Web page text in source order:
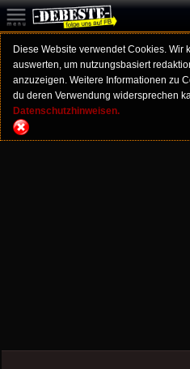
Diese Website verwendet Cookies. Wir
auswerten, um nutzungsbasiert
anzuzeigen. Weitere Informationen zu
du deren Verwendung widersprechen
Datenschutzhinweisen.